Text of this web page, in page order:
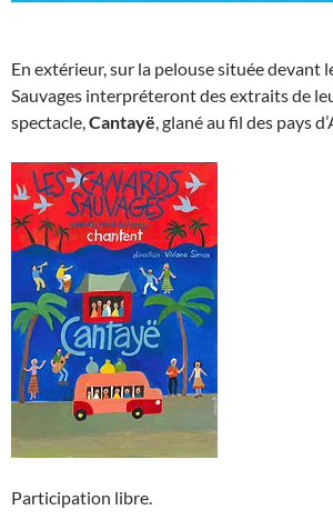
En extérieur, sur la pelouse située devant
Sauvages interpréteront des extraits de
spectacle,Cantayë, glané au fil des pays
Participation libre.